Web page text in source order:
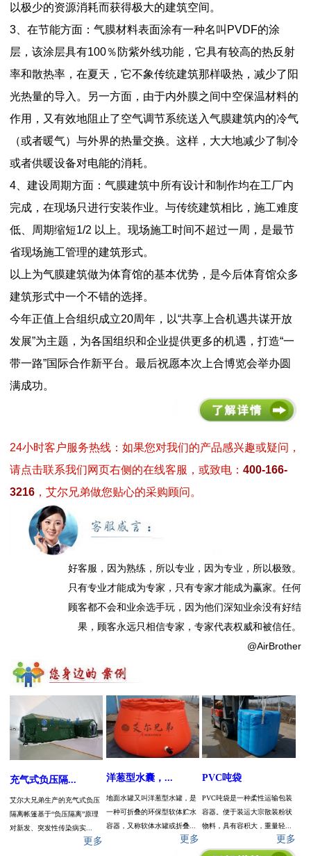
以极少的资源消耗而获得极大的建筑空间。
3、在节能方面：气膜材料表面涂有一种名叫PVDF的涂
层，该涂层具有100％防紫外线功能，它具有较高的热反射
率和散热率，在夏天，它不象传统建筑那样吸热，减少了阳
光热量的导入。另一方面，由于内外膜之间中空保温材料的
作用，又有效地阻止了空气调节系统送入气膜建筑内的冷气
（或者暖气）与外界的热量交换。这样，大大地减少了制冷
或者供暖设备对电能的消耗。
4、建设周期方面：气膜建筑中所有设计和制作均在工厂内
完成，在现场只进行安装作业。与传统建筑相比，施工难度
低、周期缩短1/2 以上。现场施工时间不超过一周，是最节
省现场施工管理的建筑形式。
以上为气膜建筑做为体育馆的基本优势，是今后体育馆众多
建筑形式中一个不错的选择。
今年正值上合组织成立20周年，以“共享上合机遇共谋开放
发展”为主题，为各国组织和企业提供更多的机遇，打造“一
带一路”国际合作新平台。最后祝愿本次上合博览会举办圆
满成功。
24小时客户服务热线：如果您对我们的产品感兴趣或疑问，
请点击联系我们网页右侧的在线客服，或致电： 400-166-
3216 ，艾尔兄弟做您贴心的采购顾问。
好客服，因为熟练，所以专业，因为专业，所以极致。
只有专业才能成为专家，只有专家才能成为赢家。任何
顾客都不会和业余选手玩，因为他们深知业余没有好结
果，顾客永远只相信专家，专家代表权威和被信任。
@AirBrother
充气式负压隔...
艾尔大兄弟生产的充气式负压
隔离帐篷基于“负压隔离”原理
对新发、突发性传染病实...
更多
洋葱型水囊，...
地面水罐又叫洋葱型水罐，是
一种可折叠的环保型软体贮水
容器，又称软体水罐或折叠...
更多
PVC吨袋
PVC吨袋是一种柔性运输包装
容器。便于装运大宗散装粉状
物料，具有容积大，重量轻...
更多